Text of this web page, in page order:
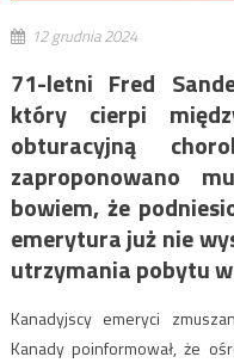
12 grudnia 2024
71-letni Fred
który cierpi
obturacyjną
zaproponowano
bowiem, że
emerytura już nie
utrzymania pobytu
Kanadyjscy emeryci
Kanady poinformował, że